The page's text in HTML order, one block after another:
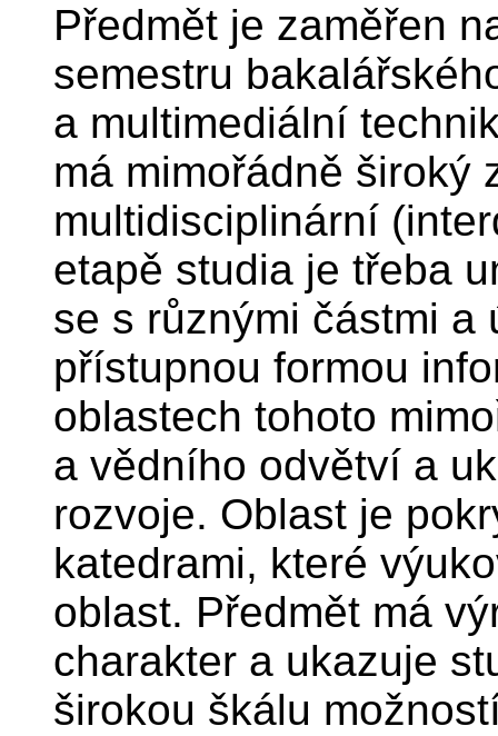
Předmět je zaměřen
semestru
a multimediální
má mimořádně široký
multidisciplinární
etapě studia je třeba
se s různými částmi a
přístupnou formou
oblastech tohoto
a vědního odvětví a
rozvoje. Oblast je
katedrami, které
oblast. Předmět má
charakter a ukazuje
širokou škálu